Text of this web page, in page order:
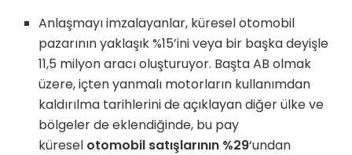
Anlaşmayı imzalayanlar, küresel otomobil
pazarının yaklaşık %15’ini veya bir başka deyişle
11,5 milyon aracı oluşturuyor. Başta AB olmak
üzere, içten yanmalı motorların kullanımdan
kaldırılma tarihlerini de açıklayan diğer ülke ve
bölgeler de eklendiğinde, bu pay
küresel otomobil satışlarının %29‘undan